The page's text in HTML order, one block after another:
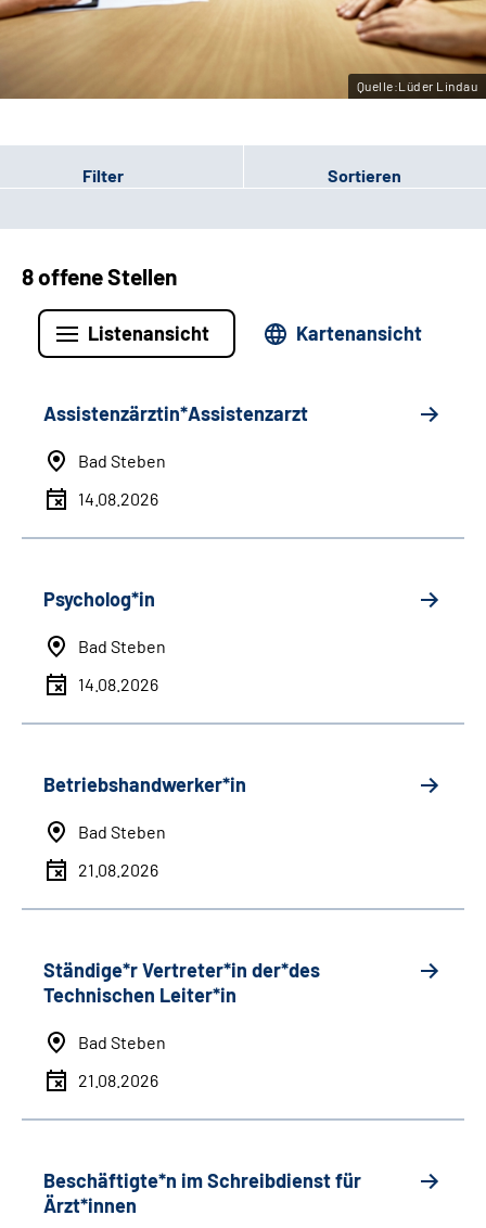
Leichte Sprache
Quelle:Lüder Lindau
Filter Sortieren
8 offene Stellen
Listenansicht Kartenansicht
Assistenzärztin*Assistenzarzt
Bad Steben
14.08.2026
Psycholog*in
Bad Steben
14.08.2026
Betriebshandwerker*in
Bad Steben
21.08.2026
Ständige*r Vertreter*in der*des
Technischen Leiter*in
Bad Steben
21.08.2026
Beschäftigte*n im Schreibdienst für
Ärzt*innen